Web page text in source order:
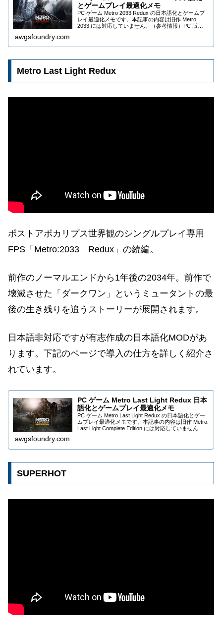
とゲームプレイ最適化メモ
PC ゲーム Metro 2033 Redux の日本語化とゲームプ
レイ最適化メモです。本記事の内容は旧作 Metro
2033 には対応していません。（参考情報）PC 版
awgsfoundry.com
Metro Last Light Redux
ポストアポカリプス世界観のシングルプレイ専用
FPS「Metro:2033 Redux」の続編。
前作のノーマルエンドから1年後の2034年。前作で
壊滅させた「ダークワン」というミュータントの最
後の生き残りを追うストーリーが展開されます。
日本語非対応ですが有志作成の日本語化MODがあ
ります。下記のページで導入の仕方を詳しく紹介さ
れています。
PC ゲーム Metro Last Light Redux 日本
語化とゲームプレイ最適化メモ
PC ゲーム Metro Last Light Redux の日本語化とゲー
ムプレイ最適化メモです。本記事の内容は旧作 Metro:
Last Light Complete Edition には対応していません。
awgsfoundry.com
SUPERHOT